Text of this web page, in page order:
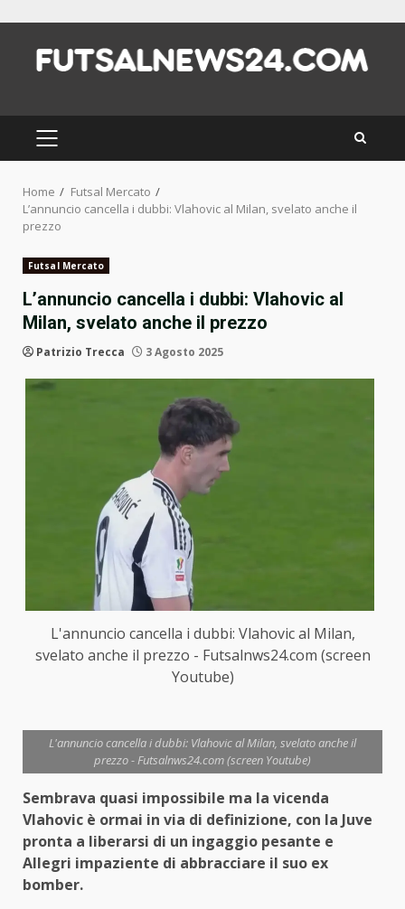
content
PRIMARY
MENU
Home
Futsal Mercato
L’annuncio cancella i dubbi: Vlahovic al Milan, svelato anche il
prezzo
Futsal Mercato
L’annuncio cancella i dubbi: Vlahovic al
Milan, svelato anche il prezzo
Patrizio Trecca 3 Agosto 2025
L'annuncio cancella i dubbi: Vlahovic al Milan,
svelato anche il prezzo - Futsalnws24.com (screen
Youtube)
L'annuncio cancella i dubbi: Vlahovic al Milan, svelato anche il
prezzo - Futsalnws24.com (screen Youtube)
Sembrava quasi impossibile ma la vicenda
Vlahovic è ormai in via di definizione, con la Juve
pronta a liberarsi di un ingaggio pesante e
Allegri impaziente di abbracciare il suo ex
bomber.